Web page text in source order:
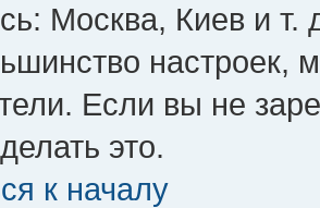
Москва, Киев и т.
настроек,
Если вы не
это.
к началу